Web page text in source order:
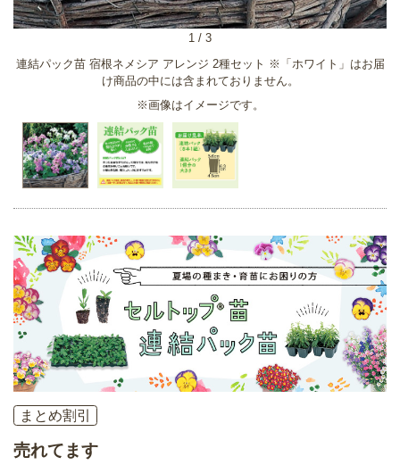
連結パック苗 宿根ネメシア アレンジ 2種セット ※「ホワイト」はお届
け商品の中には含まれておりません。
※画像はイメージです。
1 / 3
まとめ割引
売れてます